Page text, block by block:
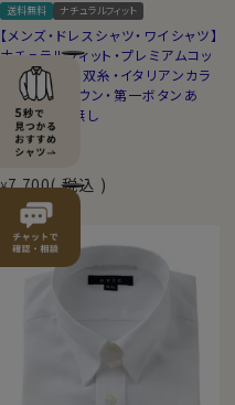
送料無料 ナチュラルフィット
【メンズ・ドレスシャツ・ワイシャツ】
ナチュラルフィット・プレミアムコッ
トン100番手双糸・イタリアンカラ
ー・ボタンダウン・第一ボタンあ
り・ポケット無し
（0）
¥7,700 税込